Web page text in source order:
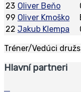
23 Oliver Beňo
99 Oliver Kmoško
22 Jakub Klempa
Tréner/Vedúci
Hlavní partneri